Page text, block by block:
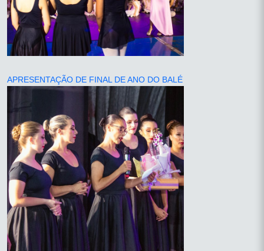
APRESENTAÇÃO DE FINAL DE ANO DO BALÉ